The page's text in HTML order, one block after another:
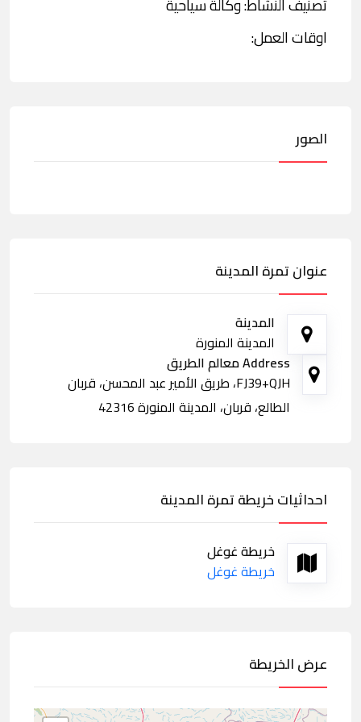
اوقات العمل:
الصور
عنوان تمرة المدينة
المدينة
المدينة المنورة
Address معالم الطريق
FJ39+QJH، طريق الأمير عبد المحسن، قربان
الطالع، قربان، المدينة المنورة 42316
احداثيات خريطة تمرة المدينة
خريطة غوغل
خريطة غوغل
عرض الخريطة